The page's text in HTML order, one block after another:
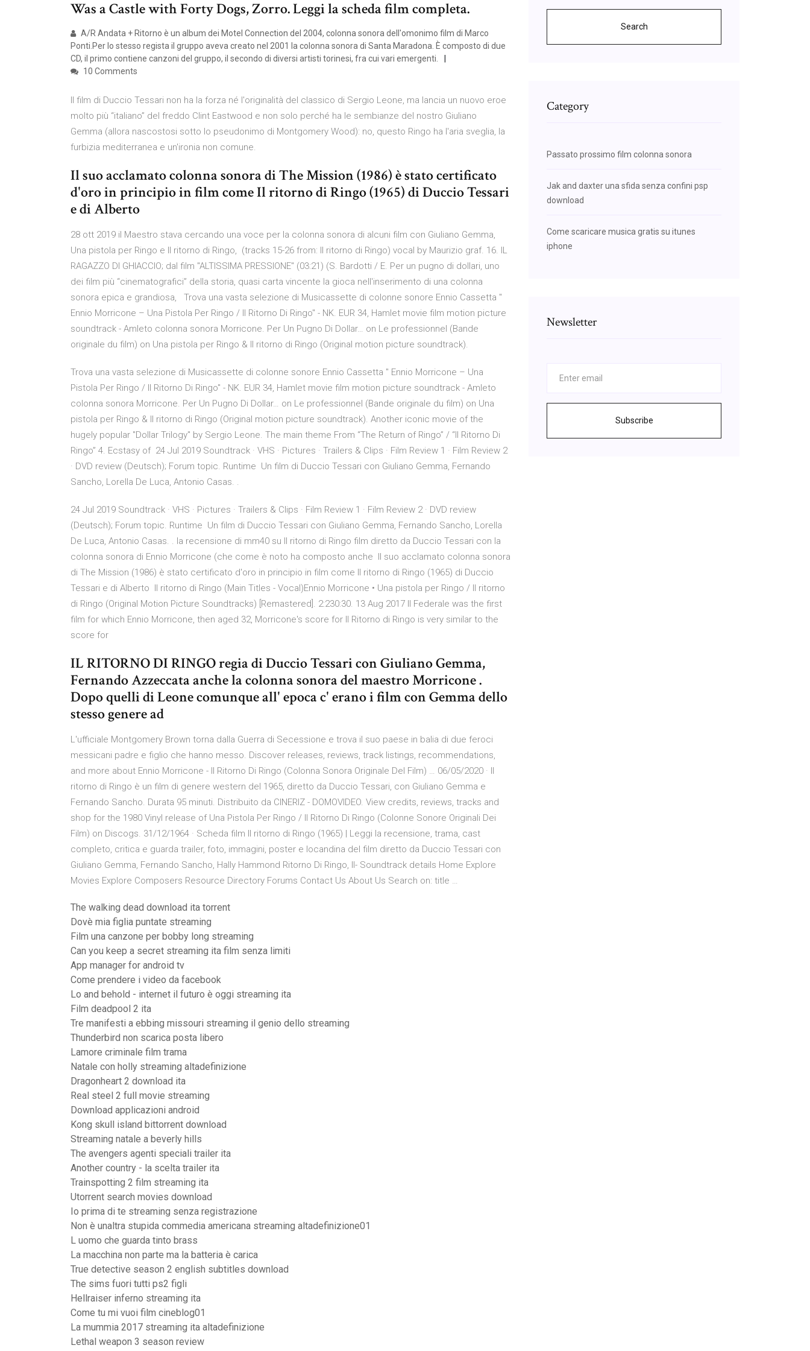
Was a Castle with Forty Dogs, Zorro. Leggi la scheda film completa.
A/R Andata + Ritorno è un album dei Motel Connection del 2004, colonna sonora dell'omonimo film di Marco
Ponti.Per lo stesso regista il gruppo aveva creato nel 2001 la colonna sonora di Santa Maradona. È composto di due
CD, il primo contiene canzoni del gruppo, il secondo di diversi artisti torinesi, fra cui vari emergenti.
10 Comments
Il film di Duccio Tessari non ha la forza né l'originalità del classico di Sergio Leone, ma lancia un nuovo eroe
molto più “italiano” del freddo Clint Eastwood e non solo perché ha le sembianze del nostro Giuliano
Gemma (allora nascostosi sotto lo pseudonimo di Montgomery Wood): no, questo Ringo ha l'aria sveglia, la
furbizia mediterranea e un'ironia non comune.
Il suo acclamato colonna sonora di The Mission (1986) è stato certificato
d'oro in principio in film come Il ritorno di Ringo (1965) di Duccio Tessari
e di Alberto
28 ott 2019 il Maestro stava cercando una voce per la colonna sonora di alcuni film con Giuliano Gemma,
Una pistola per Ringo e Il ritorno di Ringo, (tracks 15-26 from: Il ritorno di Ringo) vocal by Maurizio graf. 16. IL
RAGAZZO DI GHIACCIO; dal film "ALTISSIMA PRESSIONE" (03:21) (S. Bardotti / E. Per un pugno di dollari, uno
dei film più “cinematografici” della storia, quasi carta vincente la gioca nell'inserimento di una colonna
sonora epica e grandiosa, Trova una vasta selezione di Musicassette di colonne sonore Ennio Cassetta "
Ennio Morricone ‎– Una Pistola Per Ringo / Il Ritorno Di Ringo" - NK. EUR 34, Hamlet movie film motion picture
soundtrack - Amleto colonna sonora Morricone. Per Un Pugno Di Dollar… on Le professionnel (Bande
originale du film) on Una pistola per Ringo & Il ritorno di Ringo (Original motion picture soundtrack).
Trova una vasta selezione di Musicassette di colonne sonore Ennio Cassetta " Ennio Morricone ‎– Una
Pistola Per Ringo / Il Ritorno Di Ringo" - NK. EUR 34, Hamlet movie film motion picture soundtrack - Amleto
colonna sonora Morricone. Per Un Pugno Di Dollar… on Le professionnel (Bande originale du film) on Una
pistola per Ringo & Il ritorno di Ringo (Original motion picture soundtrack). Another iconic movie of the
hugely popular "Dollar Trilogy" by Sergio Leone. The main theme From “The Return of Ringo” / “Il Ritorno Di
Ringo” 4. Ecstasy of 24 Jul 2019 Soundtrack · VHS · Pictures · Trailers & Clips · Film Review 1 · Film Review 2
· DVD review (Deutsch); Forum topic. Runtime Un film di Duccio Tessari con Giuliano Gemma, Fernando
Sancho, Lorella De Luca, Antonio Casas. .
24 Jul 2019 Soundtrack · VHS · Pictures · Trailers & Clips · Film Review 1 · Film Review 2 · DVD review
(Deutsch); Forum topic. Runtime Un film di Duccio Tessari con Giuliano Gemma, Fernando Sancho, Lorella
De Luca, Antonio Casas. . la recensione di mm40 su Il ritorno di Ringo film diretto da Duccio Tessari con la
colonna sonora di Ennio Morricone (che come è noto ha composto anche Il suo acclamato colonna sonora
di The Mission (1986) è stato certificato d'oro in principio in film come Il ritorno di Ringo (1965) di Duccio
Tessari e di Alberto Il ritorno di Ringo (Main Titles - Vocal)Ennio Morricone • Una pistola per Ringo / Il ritorno
di Ringo (Original Motion Picture Soundtracks) [Remastered]. 2:230:30. 13 Aug 2017 Il Federale was the first
film for which Ennio Morricone, then aged 32, Morricone's score for Il Ritorno di Ringo is very similar to the
score for
IL RITORNO DI RINGO regia di Duccio Tessari con Giuliano Gemma,
Fernando Azzeccata anche la colonna sonora del maestro Morricone .
Dopo quelli di Leone comunque all' epoca c' erano i film con Gemma dello
stesso genere ad
L'ufficiale Montgomery Brown torna dalla Guerra di Secessione e trova il suo paese in balia di due feroci
messicani padre e figlio che hanno messo. Discover releases, reviews, track listings, recommendations,
and more about Ennio Morricone - Il Ritorno Di Ringo (Colonna Sonora Originale Del Film) … 06/05/2020 · Il
ritorno di Ringo è un film di genere western del 1965, diretto da Duccio Tessari, con Giuliano Gemma e
Fernando Sancho. Durata 95 minuti. Distribuito da CINERIZ - DOMOVIDEO. View credits, reviews, tracks and
shop for the 1980 Vinyl release of Una Pistola Per Ringo / Il Ritorno Di Ringo (Colonne Sonore Originali Dei
Film) on Discogs. 31/12/1964 · Scheda film Il ritorno di Ringo (1965) | Leggi la recensione, trama, cast
completo, critica e guarda trailer, foto, immagini, poster e locandina del film diretto da Duccio Tessari con
Giuliano Gemma, Fernando Sancho, Hally Hammond Ritorno Di Ringo, Il- Soundtrack details Home Explore
Movies Explore Composers Resource Directory Forums Contact Us About Us Search on: title …
The walking dead download ita torrent
Dovè mia figlia puntate streaming
Film una canzone per bobby long streaming
Can you keep a secret streaming ita film senza limiti
App manager for android tv
Come prendere i video da facebook
Lo and behold - internet il futuro è oggi streaming ita
Film deadpool 2 ita
Tre manifesti a ebbing missouri streaming il genio dello streaming
Thunderbird non scarica posta libero
Lamore criminale film trama
Natale con holly streaming altadefinizione
Dragonheart 2 download ita
Real steel 2 full movie streaming
Download applicazioni android
Kong skull island bittorrent download
Streaming natale a beverly hills
The avengers agenti speciali trailer ita
Another country - la scelta trailer ita
Trainspotting 2 film streaming ita
Utorrent search movies download
Io prima di te streaming senza registrazione
Non è unaltra stupida commedia americana streaming altadefinizione01
L uomo che guarda tinto brass
La macchina non parte ma la batteria è carica
True detective season 2 english subtitles download
The sims fuori tutti ps2 figli
Hellraiser inferno streaming ita
Come tu mi vuoi film cineblog01
La mummia 2017 streaming ita altadefinizione
Lethal weapon 3 season review
Search
Category
Passato prossimo film colonna sonora
Jak and daxter una sfida senza confini psp
download
Come scaricare musica gratis su itunes
iphone
Newsletter
Subscribe